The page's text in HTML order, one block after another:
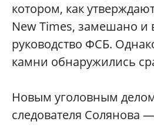
котором, как
New Times, замешано и
руководство ФСБ.
камни обнаружились
Новым уголовным
следователя Солянова